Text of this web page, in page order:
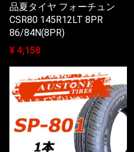
品夏タイヤ フォーチュン
CSR80 145R12LT 8PR
86/84N(8PR)
¥ 4,158